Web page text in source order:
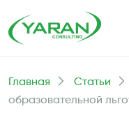
Главная Статьи
образовательной